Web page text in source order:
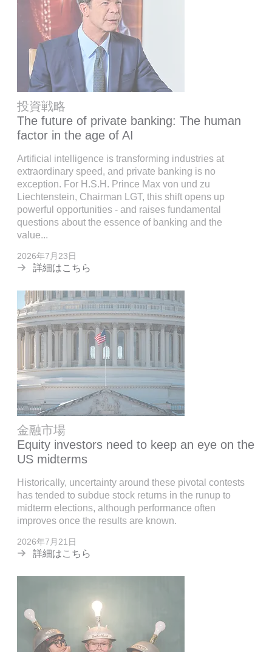
投資戦略
The future of private banking: The human
factor in the age of AI
Artificial intelligence is transforming industries at
extraordinary speed, and private banking is no
exception. For H.S.H. Prince Max von und zu
Liechtenstein, Chairman LGT, this shift opens up
powerful opportunities - and raises fundamental
questions about the essence of banking and the
value...
2026年7月23日
詳細はこちら
金融市場
Equity investors need to keep an eye on the
US midterms
Historically, uncertainty around these pivotal contests
has tended to subdue stock returns in the runup to
midterm elections, although performance often
improves once the results are known.
2026年7月21日
詳細はこちら